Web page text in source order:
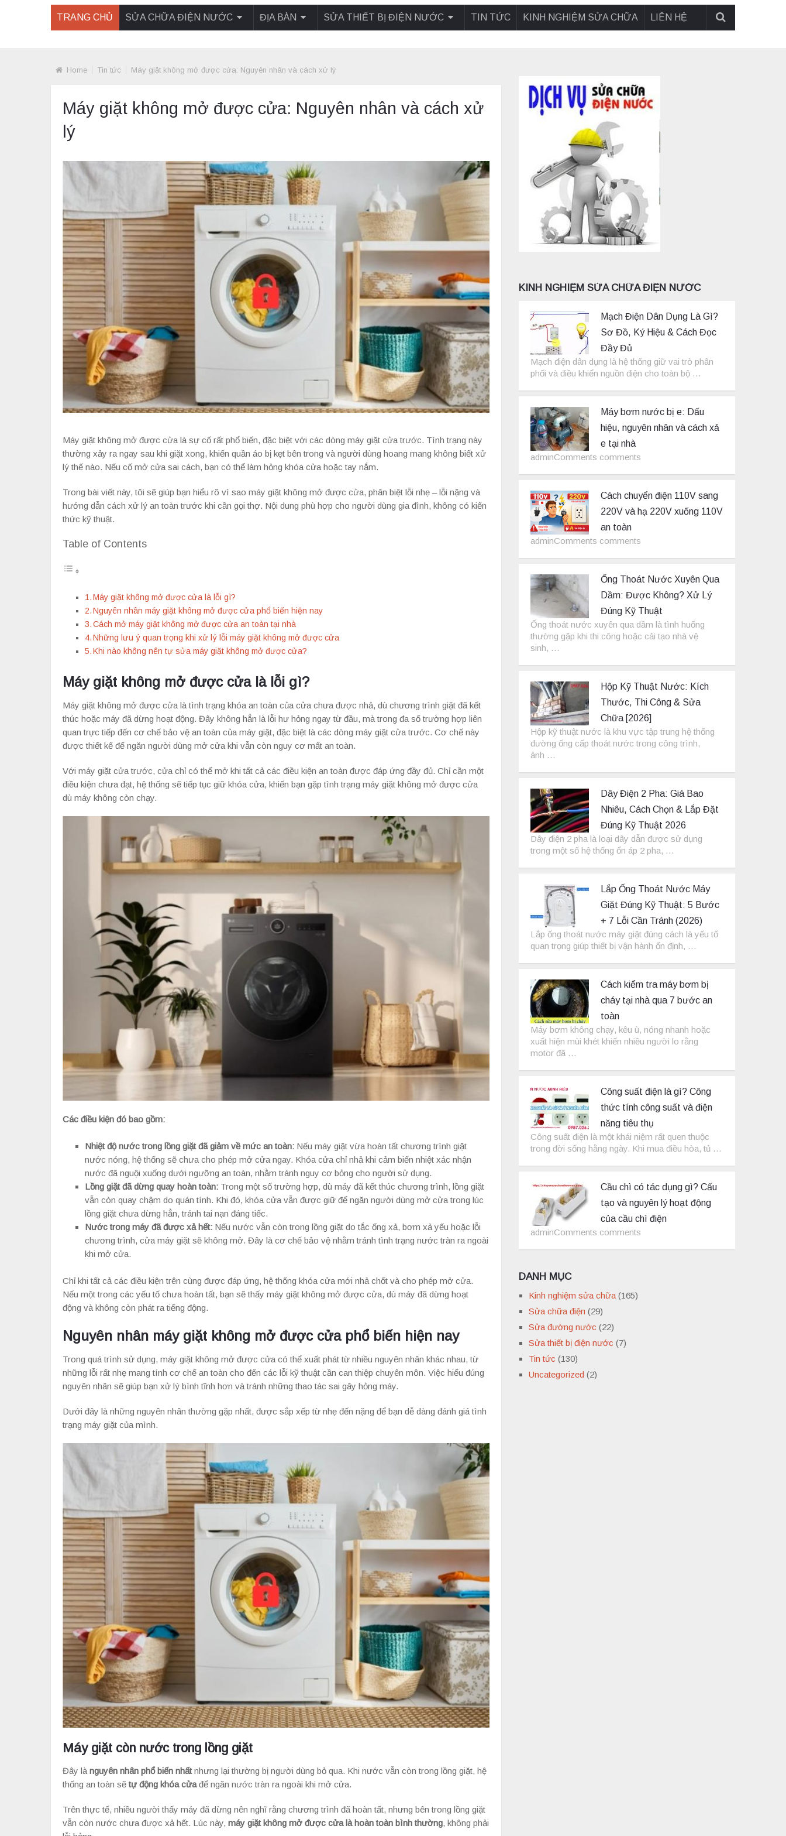
TRANG CHỦ SỬA CHỮA ĐIỆN NƯỚC ĐỊA BÀN SỬA THIẾT BỊ ĐIỆN NƯỚC TIN TỨC KINH NGHIỆM SỬA CHỮA LIÊN HỆ
Home Tin tức Máy giặt không mở được cửa: Nguyên nhân và cách xử lý
Máy giặt không mở được cửa: Nguyên nhân và cách xử
lý
Máy giặt không mở được cửa là sự cố rất phổ biến, đặc biệt với các dòng máy giặt cửa trước. Tình trạng này
thường xảy ra ngay sau khi giặt xong, khiến quần áo bị kẹt bên trong và người dùng hoang mang không biết xử
lý thế nào. Nếu cố mở cửa sai cách, bạn có thể làm hỏng khóa cửa hoặc tay nắm.
Trong bài viết này, tôi sẽ giúp bạn hiểu rõ vì sao máy giặt không mở được cửa, phân biệt lỗi nhẹ – lỗi nặng và
hướng dẫn cách xử lý an toàn trước khi cần gọi thợ. Nội dung phù hợp cho người dùng gia đình, không có kiến
thức kỹ thuật.
Table of Contents
Máy giặt không mở được cửa là lỗi gì?
Nguyên nhân máy giặt không mở được cửa phổ biến hiện nay
Cách mở máy giặt không mở được cửa an toàn tại nhà
Những lưu ý quan trọng khi xử lý lỗi máy giặt không mở được cửa
Khi nào không nên tự sửa máy giặt không mở được cửa?
Máy giặt không mở được cửa là lỗi gì?
Máy giặt không mở được cửa là tình trạng khóa an toàn của cửa chưa được nhả, dù chương trình giặt đã kết
thúc hoặc máy đã dừng hoạt động. Đây không hẳn là lỗi hư hỏng ngay từ đầu, mà trong đa số trường hợp liên
quan trực tiếp đến cơ chế bảo vệ an toàn của máy giặt, đặc biệt là các dòng máy giặt cửa trước. Cơ chế này
được thiết kế để ngăn người dùng mở cửa khi vẫn còn nguy cơ mất an toàn.
Với máy giặt cửa trước, cửa chỉ có thể mở khi tất cả các điều kiện an toàn được đáp ứng đầy đủ. Chỉ cần một
điều kiện chưa đạt, hệ thống sẽ tiếp tục giữ khóa cửa, khiến bạn gặp tình trạng máy giặt không mở được cửa
dù máy không còn chạy.
Các điều kiện đó bao gồm:
Nhiệt độ nước trong lồng giặt đã giảm về mức an toàn: Nếu máy giặt vừa hoàn tất chương trình giặt
nước nóng, hệ thống sẽ chưa cho phép mở cửa ngay. Khóa cửa chỉ nhả khi cảm biến nhiệt xác nhận
nước đã nguội xuống dưới ngưỡng an toàn, nhằm tránh nguy cơ bỏng cho người sử dụng.
Lồng giặt đã dừng quay hoàn toàn: Trong một số trường hợp, dù máy đã kết thúc chương trình, lồng giặt
vẫn còn quay chậm do quán tính. Khi đó, khóa cửa vẫn được giữ để ngăn người dùng mở cửa trong lúc
lồng giặt chưa dừng hẳn, tránh tai nạn đáng tiếc.
Nước trong máy đã được xả hết: Nếu nước vẫn còn trong lồng giặt do tắc ống xả, bơm xả yếu hoặc lỗi
chương trình, cửa máy giặt sẽ không mở. Đây là cơ chế bảo vệ nhằm tránh tình trạng nước tràn ra ngoài
khi mở cửa.
Chỉ khi tất cả các điều kiện trên cùng được đáp ứng, hệ thống khóa cửa mới nhả chốt và cho phép mở cửa.
Nếu một trong các yếu tố chưa hoàn tất, bạn sẽ thấy máy giặt không mở được cửa, dù máy đã dừng hoạt
động và không còn phát ra tiếng động.
Nguyên nhân máy giặt không mở được cửa phổ biến hiện nay
Trong quá trình sử dụng, máy giặt không mở được cửa có thể xuất phát từ nhiều nguyên nhân khác nhau, từ
những lỗi rất nhẹ mang tính cơ chế an toàn cho đến các lỗi kỹ thuật cần can thiệp chuyên môn. Việc hiểu đúng
nguyên nhân sẽ giúp bạn xử lý bình tĩnh hơn và tránh những thao tác sai gây hỏng máy.
Dưới đây là những nguyên nhân thường gặp nhất, được sắp xếp từ nhẹ đến nặng để bạn dễ dàng đánh giá tình
trạng máy giặt của mình.
Máy giặt còn nước trong lồng giặt
Đây lànguyên nhân phổ biến nhấtnhưng lại thường bị người dùng bỏ qua. Khi nước vẫn còn trong lồng giặt, hệ
thống an toàn sẽtự động khóa cửađể ngăn nước tràn ra ngoài khi mở cửa.
Trên thực tế, nhiều người thấy máy đã dừng nên nghĩ rằng chương trình đã hoàn tất, nhưng bên trong lồng giặt
vẫn còn nước chưa được xả hết. Lúc này, máy giặt không mở được cửa là hoàn toàn bình thường, không phải
KINH NGHIỆM SỬA CHỮA ĐIỆN NƯỚC
Mạch Điện Dân Dụng Là Gì?
Sơ Đồ, Ký Hiệu & Cách Đọc
Đầy Đủ
Mạch điện dân dụng là hệ thống giữ vai trò phân
phối và điều khiển nguồn điện cho toàn bộ …
Máy bơm nước bị e: Dấu
hiệu, nguyên nhân và cách xả
e tại nhà
adminComments comments
Cách chuyển điện 110V sang
220V và hạ 220V xuống 110V
an toàn
adminComments comments
Ống Thoát Nước Xuyên Qua
Dầm: Được Không? Xử Lý
Đúng Kỹ Thuật
Ống thoát nước xuyên qua dầm là tình huống
thường gặp khi thi công hoặc cải tạo nhà vệ
sinh, …
Hộp Kỹ Thuật Nước: Kích
Thước, Thi Công & Sửa
Chữa [2026]
Hộp kỹ thuật nước là khu vực tập trung hệ thống
đường ống cấp thoát nước trong công trình,
ảnh …
Dây Điện 2 Pha: Giá Bao
Nhiêu, Cách Chọn & Lắp Đặt
Đúng Kỹ Thuật 2026
Dây điện 2 pha là loại dây dẫn được sử dụng
trong một số hệ thống ổn áp 2 pha, …
Lắp Ống Thoát Nước Máy
Giặt Đúng Kỹ Thuật: 5 Bước
+ 7 Lỗi Cần Tránh (2026)
Lắp ống thoát nước máy giặt đúng cách là yếu tố
quan trọng giúp thiết bị vận hành ổn định, …
Cách kiểm tra máy bơm bị
cháy tại nhà qua 7 bước an
toàn
Máy bơm không chạy, kêu ù, nóng nhanh hoặc
xuất hiện mùi khét khiến nhiều người lo rằng
motor đã …
Công suất điện là gì? Công
thức tính công suất và điện
năng tiêu thụ
Công suất điện là một khái niệm rất quen thuộc
trong đời sống hằng ngày. Khi mua điều hòa, tủ …
Cầu chì có tác dụng gì? Cấu
tạo và nguyên lý hoạt động
của cầu chì điện
adminComments comments
DANH MỤC
Kinh nghiệm sửa chữa (165)
Sửa chữa điện (29)
Sửa đường nước (22)
Sửa thiết bị điện nước (7)
Tin tức (130)
Uncategorized (2)